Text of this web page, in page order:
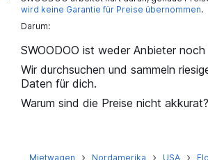
wird keine Garantie für Preise übernommen.
Darum:
SWOODOO ist weder Anbieter noch
Wir durchsuchen und sammeln
Daten für dich.
Warum sind die Preise nicht akkurat?
Mietwagen Nordamerika USA